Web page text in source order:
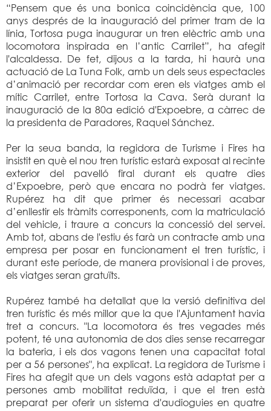
“Pensem que és una bonica coincidència que, 100
anys després de la inauguració del primer tram de la
línia, Tortosa puga inaugurar un tren elèctric amb una
locomotora inspirada en l’antic Carrilet”, ha afegit
l'alcaldessa. De fet, dijous a la tarda, hi haurà una
actuació de La Tuna Folk, amb un dels seus espectacles
d’animació per recordar com eren els viatges amb el
mític Carrilet, entre Tortosa la Cava. Serà durant la
inauguració de la 80a edició d'Expoebre, a càrrec de
la presidenta de Paradores, Raquel Sánchez.
Per la seua banda, la regidora de Turisme i Fires ha
insistit en què el nou tren turístic estarà exposat al recinte
exterior del pavelló firal durant els quatre dies
d’Expoebre, però que encara no podrà fer viatges.
Rupérez ha dit que primer és necessari acabar
d’enllestir els tràmits corresponents, com la matriculació
del vehicle, i traure a concurs la concessió del servei.
Amb tot, abans de l'estiu és farà un contracte amb una
empresa per posar en funcionament el tren turístic, i
durant este període, de manera provisional i de proves,
els viatges seran gratuïts.
Rupérez també ha detallat que la versió definitiva del
tren turístic és més millor que la que l'Ajuntament havia
tret a concurs. "La locomotora és tres vegades més
potent, té una autonomia de dos dies sense recarregar
la bateria, i els dos vagons tenen una capacitat total
per a 56 persones", ha explicat. La regidora de Turisme i
Fires ha afegit que un dels vagons està adaptat per a
persones amb mobilitat reduïda, i que el tren està
preparat per oferir un sistema d'audioguies en quatre